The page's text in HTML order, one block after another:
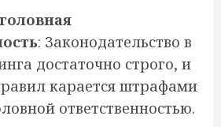
: Законодательство в
достаточно строго, и
карается штрафами
ответственностью.